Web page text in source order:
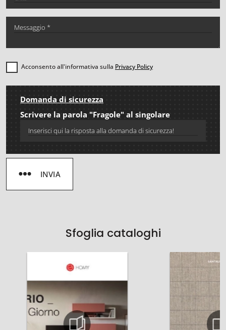
Sfoglia cataloghi
Acconsento all'informativa sulla Privacy Policy
Domanda di sicurezza
Scrivere la parola "Fragole" al singolare
INVIA